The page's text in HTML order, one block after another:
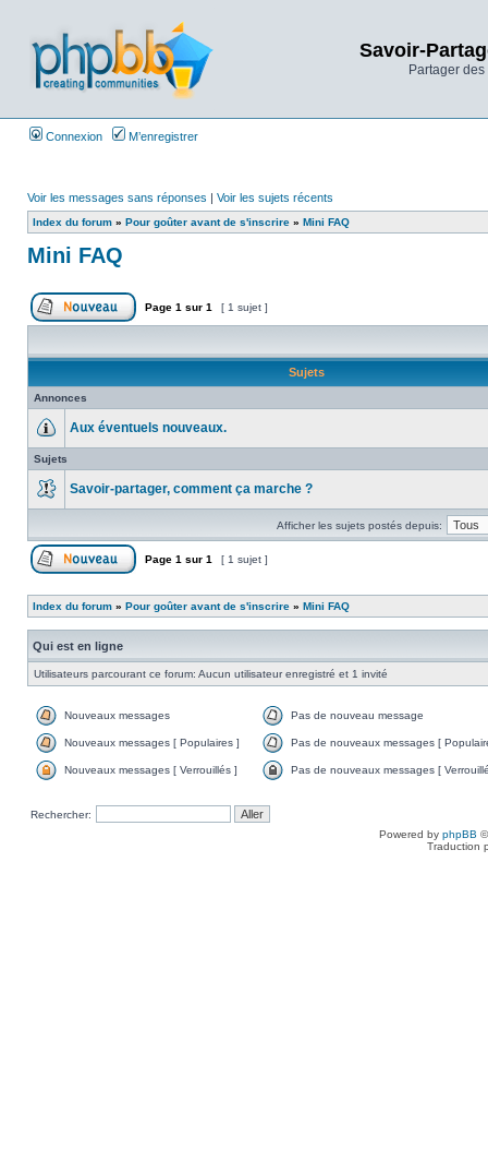
Savoir-
Partager
Connexion M’enregistrer
Voir les messages sans réponses | Voir les sujets récents
Index du forum » Pour goûter avant de s'inscrire » Mini FAQ
Mini FAQ
Page 1 sur 1 [ 1 sujet ]
Sujets
Annonces
Aux éventuels nouveaux.
Sujets
Savoir-partager, comment ça marche ?
Afficher les sujets postés depuis:
Page 1 sur 1 [ 1 sujet ]
Index du forum » Pour goûter avant de s'inscrire » Mini FAQ
Qui est en ligne
Utilisateurs parcourant ce forum: Aucun utilisateur enregistré et 1 invité
Nouveaux messages Pas de nouveau message
Nouveaux messages [ Populaires ] Pas de nouveaux messages [
Nouveaux messages [ Verrouillés ] Pas de nouveaux messages [
Rechercher:
Powered by phpBB
Traduction